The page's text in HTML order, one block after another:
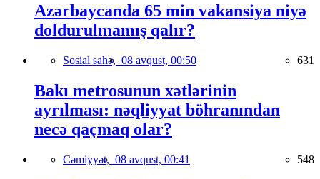
Azərbaycanda 65 min vakansiya niyə
doldurulmamış qalır?
Sosial sahə, 08 avqust, 00:50 631
Bakı metrosunun xətlərinin
ayrılması: nəqliyyat böhranından
necə qaçmaq olar?
Cəmiyyət, 08 avqust, 00:41 548